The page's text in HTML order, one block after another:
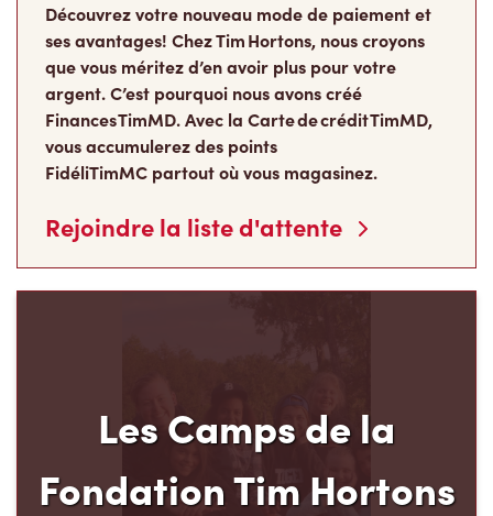
Découvrez votre nouveau mode de paiement et
ses avantages! Chez Tim Hortons, nous croyons
que vous méritez d’en avoir plus pour votre
argent. C’est pourquoi nous avons créé
Finances TimMD. Avec la Carte de crédit TimMD,
vous accumulerez des points
FidéliTimMC partout où vous magasinez.
Rejoindre la liste d'attente
Les Camps de la
Fondation Tim Hortons